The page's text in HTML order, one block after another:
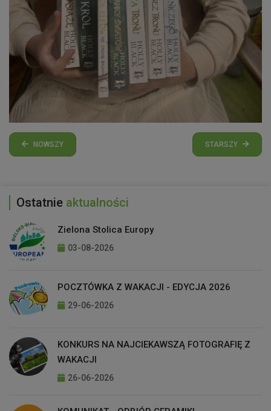
NOWSZY STARSZY
Ostatnie aktualności
Zielona Stolica Europy
03-08-2026
POCZTÓWKA Z WAKACJI - EDYCJA 2026
29-06-2026
KONKURS NA NAJCIEKAWSZĄ FOTOGRAFIĘ Z
WAKACJI
26-06-2026